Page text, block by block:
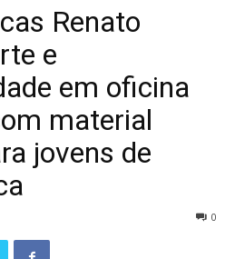
Renato
e
em oficina
material
jovens de
0